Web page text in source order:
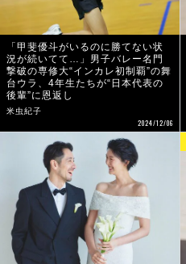
「甲斐優斗がいるのに勝てない状
況が続いてて…」男子バレー名門
撃破の専修大“インカレ初制覇”の舞
台ウラ、4年生たちが“日本代表の
後輩”に恩返し
米虫紀子
2024/12/06